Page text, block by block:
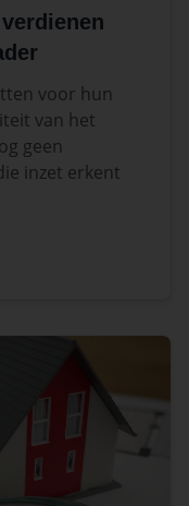
voor hun
van het
geen
inzet erkent